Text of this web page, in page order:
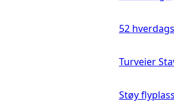
52
Turveier
Støy flyplass